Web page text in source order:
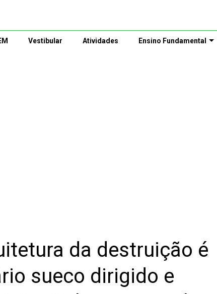
Vestibular Atividades Ensino Fundamental
da destruição é
sueco dirigido e